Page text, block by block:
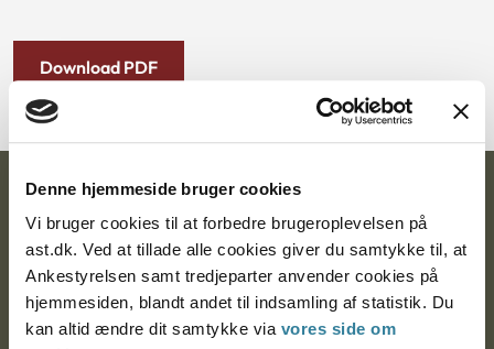
Denne hjemmeside bruger cookies
Vi bruger cookies til at forbedre brugeroplevelsen på
ast.dk. Ved at tillade alle cookies giver du samtykke til, at
Ankestyrelsen samt tredjeparter anvender cookies på
hjemmesiden, blandt andet til indsamling af statistik. Du
kan altid ændre dit samtykke via vores side om
Download PDF
Ankestyrelsen
Postadresse:
Nytorv 7, 2. sal
9000 Aalborg